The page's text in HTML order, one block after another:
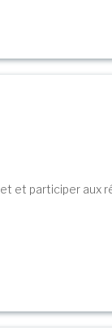
et participer aux